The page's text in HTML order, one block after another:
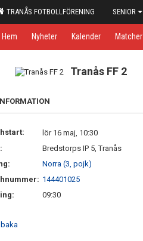
TRANÅS FOTBOLLFÖRENING SENIOR
Hem Nyheter Kalender Matcher
Tranås FF 2
lör 16 maj, 10:30
Bredstorps IP 5, Tranås
Norra (3, pojk)
144401025
09:30